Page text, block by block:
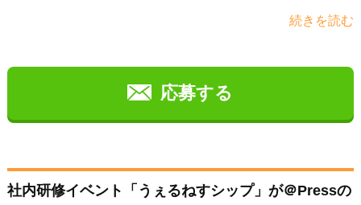
続きを読む
応募する
社内研修イベント「うぇるねすシップ」が＠Pressの